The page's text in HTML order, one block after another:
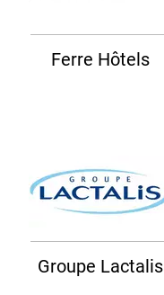
Ferre Hôtels
Groupe Lactalis